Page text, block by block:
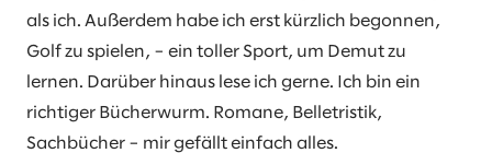
als ich. Außerdem habe ich erst kürzlich begonnen,
Golf zu spielen, – ein toller Sport, um Demut zu
lernen. Darüber hinaus lese ich gerne. Ich bin ein
richtiger Bücherwurm. Romane, Belletristik,
Sachbücher – mir gefällt einfach alles.